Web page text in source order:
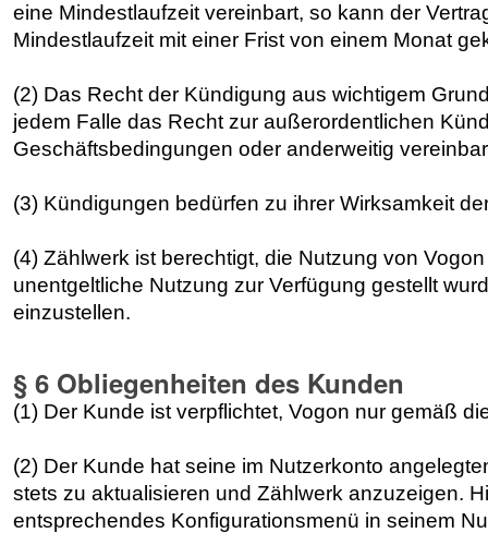
eine Mindestlaufzeit vereinbart, so kann der
Mindestlaufzeit mit einer Frist von einem Monat
(2) Das Recht der Kündigung aus wichtigem
jedem Falle das Recht zur außerordentlichen
Geschäftsbedingungen oder anderweitig
(3) Kündigungen bedürfen zu ihrer Wirksamkeit
(4) Zählwerk ist berechtigt, die Nutzung von
unentgeltliche Nutzung zur Verfügung gestellt
einzustellen.
§ 6 Obliegenheiten des Kunden
(1) Der Kunde ist verpflichtet, Vogon nur gemäß
(2) Der Kunde hat seine im Nutzerkonto
stets zu aktualisieren und Zählwerk anzuzeigen.
entsprechendes Konfigurationsmenü in seinem